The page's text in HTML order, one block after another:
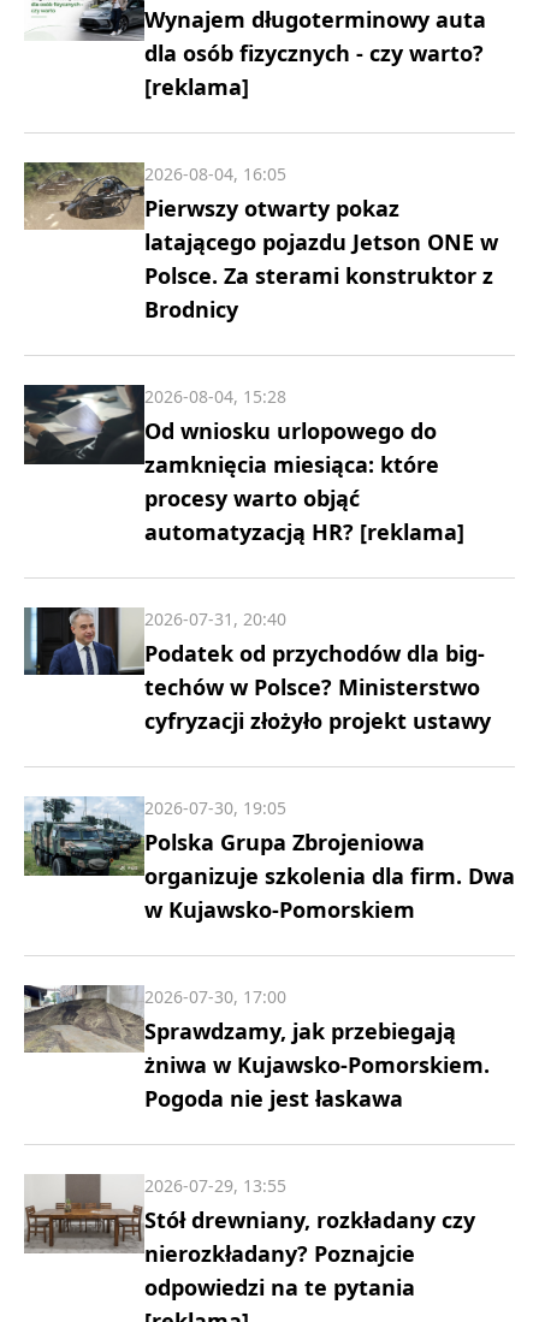
Wynajem długoterminowy auta
dla osób fizycznych - czy warto?
[reklama]
Pierwszy otwarty pokaz
latającego pojazdu Jetson ONE w
Polsce. Za sterami konstruktor z
Brodnicy
2026-08-04, 16:05
Od wniosku urlopowego do
zamknięcia miesiąca: które
procesy warto objąć
automatyzacją HR? [reklama]
2026-08-04, 15:28
Podatek od przychodów dla big-
techów w Polsce? Ministerstwo
cyfryzacji złożyło projekt ustawy
2026-07-31, 20:40
Polska Grupa Zbrojeniowa
organizuje szkolenia dla firm. Dwa
w Kujawsko-Pomorskiem
2026-07-30, 19:05
Sprawdzamy, jak przebiegają
żniwa w Kujawsko-Pomorskiem.
Pogoda nie jest łaskawa
2026-07-30, 17:00
Stół drewniany, rozkładany czy
nierozkładany? Poznajcie
odpowiedzi na te pytania
2026-07-29, 13:55